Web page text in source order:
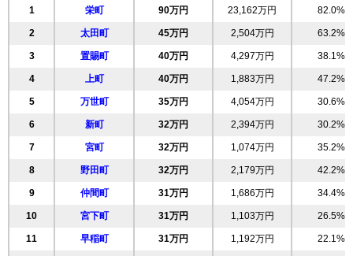
1 栄町 90万円 23,162万円 82.0%
2 太田町 45万円 2,504万円 63.2%
3 置賜町 40万円 4,297万円 38.1%
4 上町 40万円 1,883万円 47.2%
5 万世町 35万円 4,054万円 30.6%
6 新町 32万円 2,394万円 30.2%
7 宮町 32万円 1,074万円 35.2%
8 野田町 32万円 2,179万円 42.2%
9 仲間町 31万円 1,686万円 34.4%
10 宮下町 31万円 1,103万円 26.5%
11 早稲町 31万円 1,192万円 22.1%